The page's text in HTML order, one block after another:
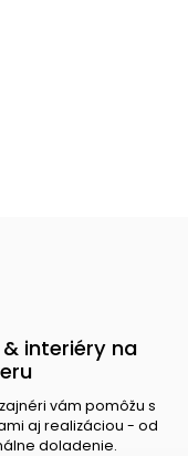
interiéry na
vám pomôžu s
aj realizáciou - od
doladenie.